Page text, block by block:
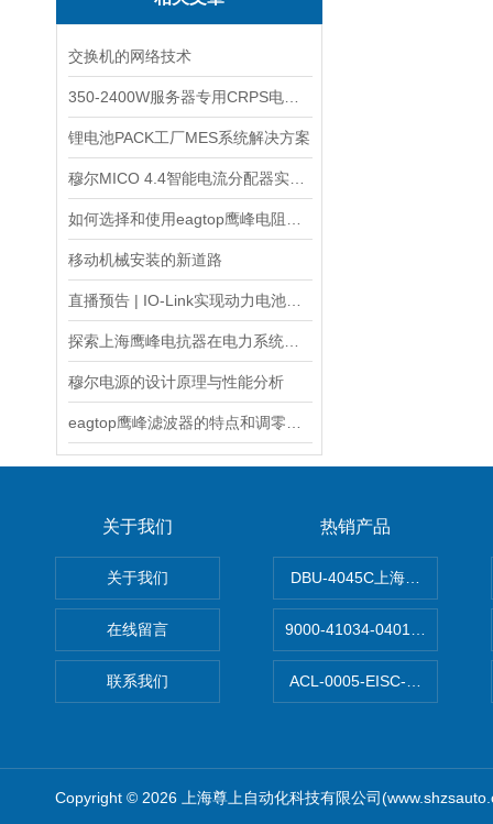
交换机的网络技术
锂电池PACK工厂MES系统解决方案
移动机械安装的新道路
穆尔电源的设计原理与性能分析
关于我们
关于我们
在线留言
联系我们
热销产品
DBU-4045C上海鹰峰制动单
9000-41034-0401000穆尔
ACL-0005-EISC-E2M8C上海
Copyright © 2026 上海尊上自动化科技有限公司